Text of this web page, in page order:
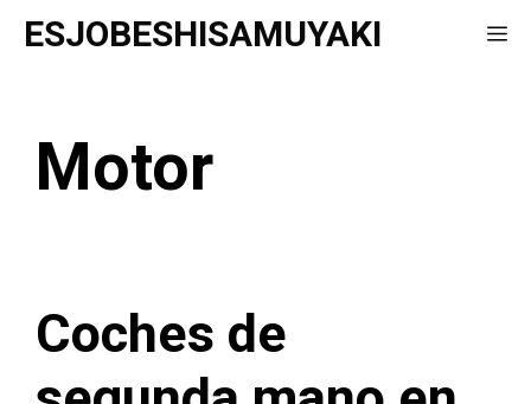
Saltar
ESJOBESHISAMUYAKI
Motor
Coches de